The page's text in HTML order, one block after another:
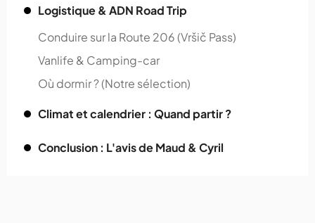
Logistique & ADN Road Trip
Conduire sur la Route 206 (Vršič Pass)
Vanlife & Camping-car
Où dormir ? (Notre sélection)
Climat et calendrier : Quand partir ?
Conclusion : L'avis de Maud & Cyril